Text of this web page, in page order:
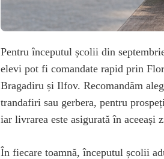
Pentru începutul școlii din
elevi pot fi comandate rapid prin
Bragadiru și Ilfov. Recomandăm
trandafiri sau gerbera, pentru
iar livrarea este asigurată în
În fiecare toamnă, începutul școlii